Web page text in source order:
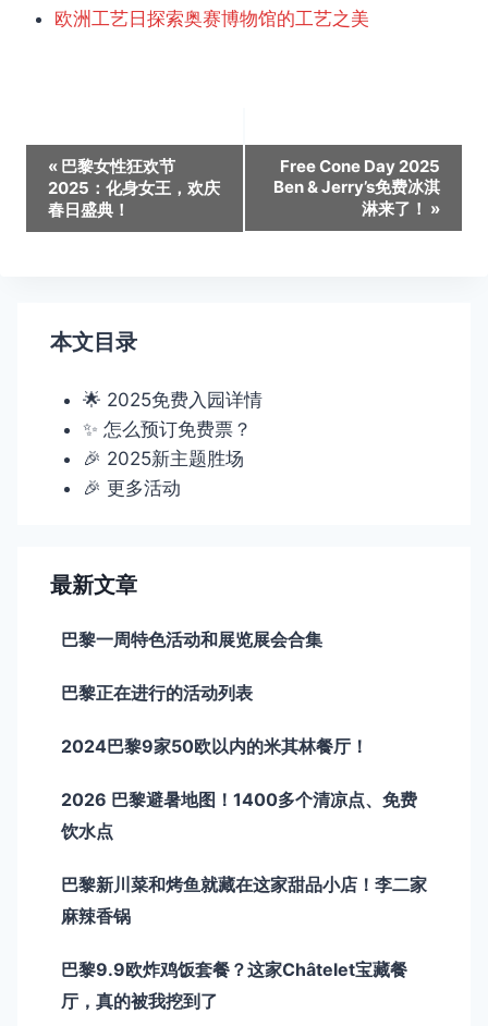
欧洲工艺日探索奥赛博物馆的工艺之美
活
动
导
« 巴黎女性狂欢节
2025：化身女王，欢庆
春日盛典！
Free Cone Day 2025
Ben & Jerry’s免费冰淇
淋来了！ »
本文目录
🌟 2025免费入园详情
✨ 怎么预订免费票？
🎉 2025新主题胜场
🎉 更多活动
最新文章
巴黎一周特色活动和展览展会合集
巴黎正在进行的活动列表
2024巴黎9家50欧以内的米其林餐厅！
2026 巴黎避暑地图！1400多个清凉点、免费
饮水点
巴黎新川菜和烤鱼就藏在这家甜品小店！李二家
麻辣香锅
巴黎9.9欧炸鸡饭套餐？这家Châtelet宝藏餐
厅，真的被我挖到了